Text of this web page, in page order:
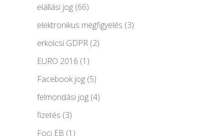
elállási jog (66)
elektronikus megfigyelés (3)
erkölcsi GDPR (2)
EURO 2016 (1)
Facebook jog (5)
felmondási jog (4)
fizetés (3)
Foci EB (1)